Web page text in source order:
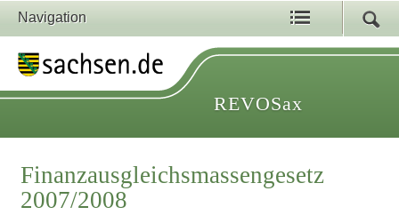
Navigation
REVOSax
Finanzausgleichsmassengesetz
2007/2008